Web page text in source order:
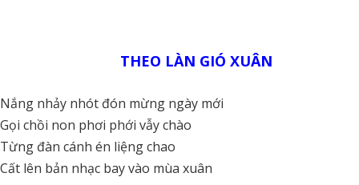
THEO LÀN GIÓ XUÂN
Nắng nhảy nhót đón mừng ngày mới
Gọi chồi non phơi phới vẫy chào
Từng đàn cánh én liệng chao
Cất lên bản nhạc bay vào mùa xuân